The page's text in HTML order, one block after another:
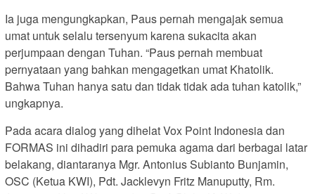
Ia juga mengungkapkan, Paus pernah mengajak semua
umat untuk selalu tersenyum karena sukacita akan
perjumpaan dengan Tuhan. “Paus pernah membuat
pernyataan yang bahkan mengagetkan umat Khatolik.
Bahwa Tuhan hanya satu dan tidak tidak ada tuhan katolik,”
ungkapnya.
Pada acara dialog yang dihelat Vox Point Indonesia dan
FORMAS ini dihadiri para pemuka agama dari berbagai latar
belakang, diantaranya Mgr. Antonius Subianto Bunjamin,
OSC (Ketua KWI), Pdt. Jacklevyn Fritz Manuputty, Rm.